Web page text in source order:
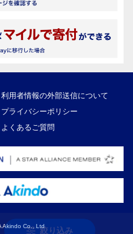
絞り込み
利用者情報の外部送信について
プライバシーポリシー
よくあるご質問
Akindo Co., Ltd